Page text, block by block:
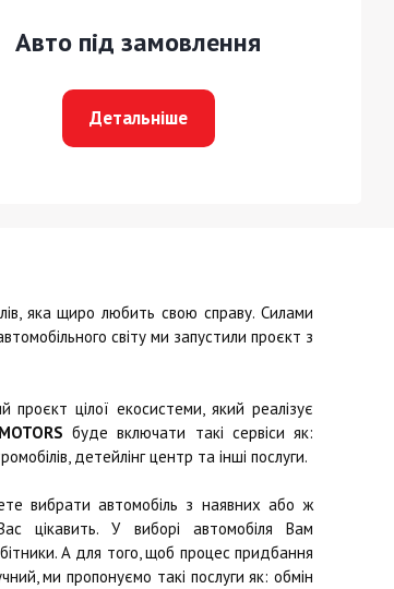
Авто під замовлення
Детальніше
яка щиро любить свою справу. Силами
світу ми запустили проєкт з
проєкт цілої екосистеми, який реалізує
буде включати такі сервіси як:
детейлінг центр та інші послуги.
вибрати автомобіль з наявних або ж
цікавить. У виборі автомобіля Вам
А для того, щоб процес придбання
ми пропонуємо такі послуги як: обмін